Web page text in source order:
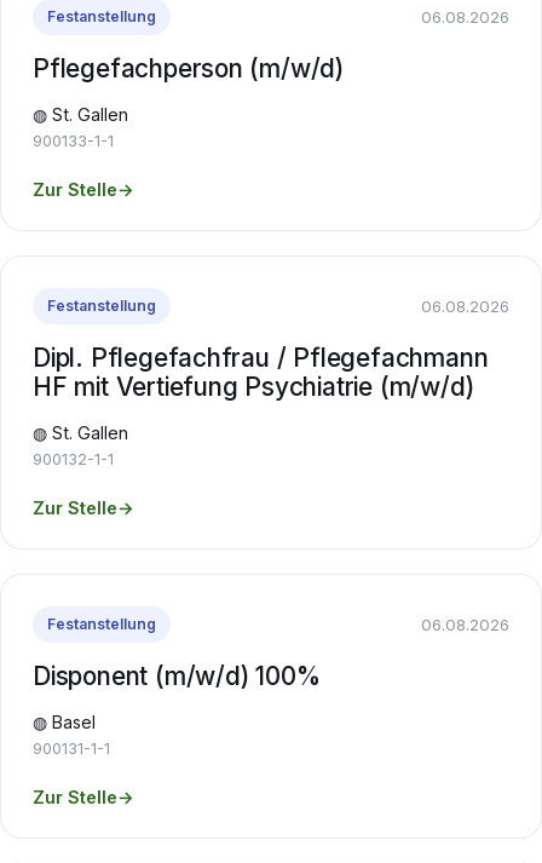
Festanstellung 06.08.2026
Pflegefachperson (m/w/d)
◍ St. Gallen
900133-1-1
Zur Stelle→
Festanstellung 06.08.2026
Dipl. Pflegefachfrau / Pflegefachmann
HF mit Vertiefung Psychiatrie (m/w/d)
◍ St. Gallen
900132-1-1
Zur Stelle→
Festanstellung 06.08.2026
Disponent (m/w/d) 100%
◍ Basel
900131-1-1
Zur Stelle→